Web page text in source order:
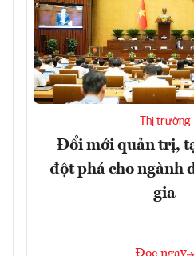
Thị trường
Đổi mới quản trị,
đột phá cho ngành
gia
Đọc ngay